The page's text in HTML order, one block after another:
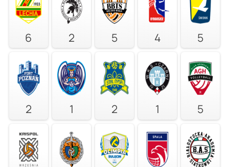
6 2 5 4 5
2 1 2 1 5